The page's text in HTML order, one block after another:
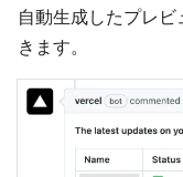
自動生成したプレ
きます。